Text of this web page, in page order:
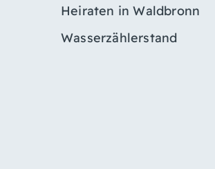
Heiraten in Waldbronn
Wasserzählerstand